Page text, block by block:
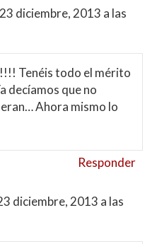
diciembre, 2013 a las
Tenéis todo el mérito
decíamos que no
Ahora mismo lo
Responder
diciembre, 2013 a las